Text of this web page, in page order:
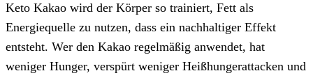
Keto Kakao wird der Körper so trainiert, Fett als
Energiequelle zu nutzen, dass ein nachhaltiger Effekt
entsteht. Wer den Kakao regelmäßig anwendet, hat
weniger Hunger, verspürt weniger Heißhungerattacken und